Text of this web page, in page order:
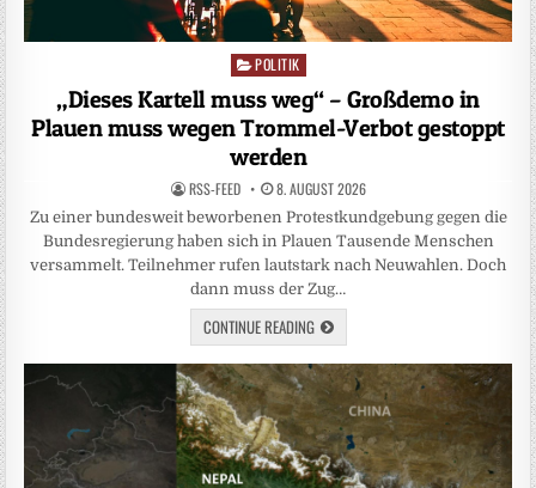
Posted
POLITIK
„Dieses Kartell muss weg“ – Großdemo in
Plauen muss wegen Trommel-Verbot gestoppt
werden
RSS-FEED 8. AUGUST 2026
Zu einer bundesweit beworbenen Protestkundgebung gegen die
Bundesregierung haben sich in Plauen Tausende Menschen
versammelt. Teilnehmer rufen lautstark nach Neuwahlen. Doch
dann muss der Zug…
CONTINUE READING